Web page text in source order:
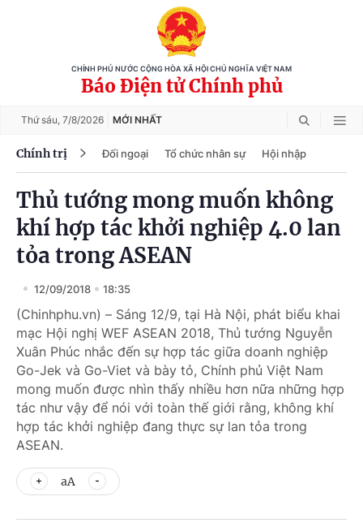
CHÍNH PHỦ NƯỚC CỘNG HÒA XÃ HỘI CHỦ NGHĨA VIỆT NAM
Báo Điện tử Chính phủ
Thứ sáu, 7/8/2026 MỚI NHẤT
Chính trị Đối ngoại Tổ chức nhân sự Hội nhập
Thủ tướng mong muốn không
khí hợp tác khởi nghiệp 4.0 lan
tỏa trong ASEAN
12/09/2018 18:35
(Chinhphu.vn) – Sáng 12/9, tại Hà Nội, phát biểu khai
mạc Hội nghị WEF ASEAN 2018, Thủ tướng Nguyễn
Xuân Phúc nhắc đến sự hợp tác giữa doanh nghiệp
Go-Jek và Go-Viet và bày tỏ, Chính phủ Việt Nam
mong muốn được nhìn thấy nhiều hơn nữa những hợp
tác như vậy để nói với toàn thế giới rằng, không khí
hợp tác khởi nghiệp đang thực sự lan tỏa trong
ASEAN.
aA